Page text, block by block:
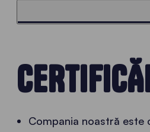
Compania noastră este